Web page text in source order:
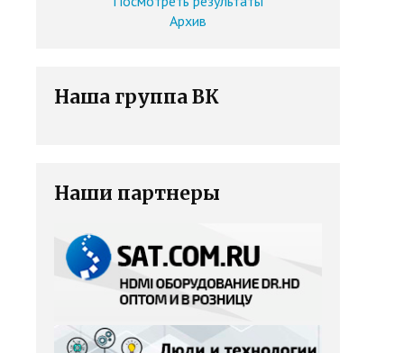
Архив
Наша группа ВК
Наши партнеры